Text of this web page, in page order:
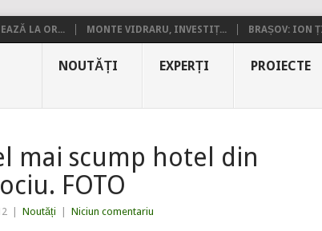
LA OR... MONTE VIDRARU, INVESTIȚ... BRAȘOV: ION
NOUTĂȚI EXPERȚI PROIECTE
mai scump hotel din
FOTO
Noutăți Niciun comentariu